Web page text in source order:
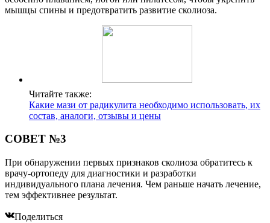
мышцы спины и предотвратить развитие сколиоза.
Читайте также:
Какие мази от радикулита необходимо использовать, их
состав, аналоги, отзывы и цены
СОВЕТ №3
При обнаружении первых признаков сколиоза обратитесь к
врачу-ортопеду для диагностики и разработки
индивидуального плана лечения. Чем раньше начать лечение,
тем эффективнее результат.
Поделиться